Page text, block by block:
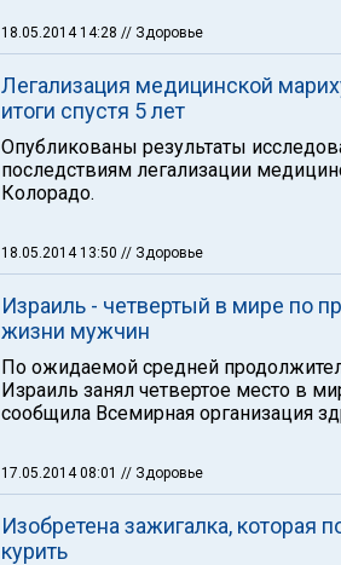
18.05.2014 14:28 // Здоровье
Легализация медицинской
итоги спустя 5 лет
Опубликованы результаты
последствиям легализации
Колорадо.
18.05.2014 13:50 // Здоровье
Израиль - четвертый в мире по
жизни мужчин
По ожидаемой средней
Израиль занял четвертое место в
сообщила Всемирная организация
17.05.2014 08:01 // Здоровье
Изобретена зажигалка, которая
курить